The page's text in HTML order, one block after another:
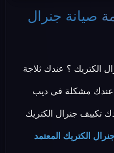
صيانة جنرال
الكتريك ؟ عندك ثلاجة
عندك مشكلة في ديب
تكييف جنرال الكتريك
الكتريك المعتمد